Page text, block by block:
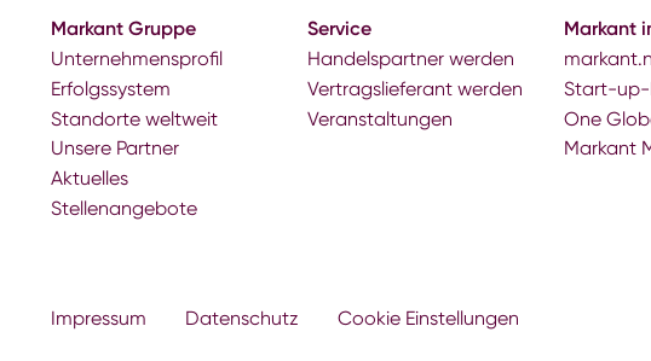
Markant Gruppe
Unternehmensprofil
Erfolgssystem
Standorte weltweit
Unsere Partner
Aktuelles
Stellenangebote
Service
Handelspartner werden
Vertragslieferant werden
Veranstaltungen
Markant
Start-up-
One
Markant
Impressum Datenschutz Cookie Einstellungen